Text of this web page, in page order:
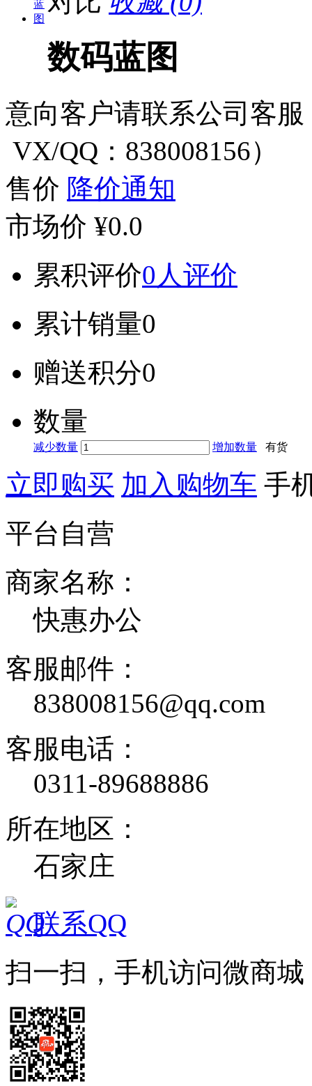
数码蓝图
意向客户请联系公司客
VX/QQ：838008156）
售价 降价通知
市场价 ¥0.0
累积评价0人评价
累计销量0
赠送积分0
数量
减少数量 增加数量 有货
立即购买 加入购物车 手
平台自营
商家名称：
快惠办公
客服邮件：
838008156@qq.com
客服电话：
0311-89688886
所在地区：
石家庄
联系QQ
扫一扫，手机访问微商城